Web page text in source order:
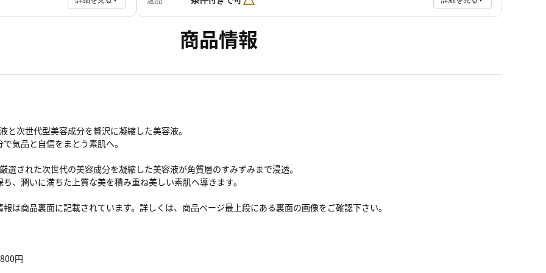
商品情報
と次世代型美容成分を贅沢に凝縮した美容液。
気品と自信をまとう素肌へ。
選された次世代の美容成分を凝縮した美容液が角質層のすみずみまで浸透。
、潤いに満ちた上質な美を積み重ね美しい素肌へ導きます。
は商品裏面に記載されています。詳しくは、商品ページ最上段にある裏面の画像をご確認下さい。
円